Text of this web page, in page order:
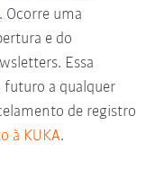
. Ocorre uma
e do
Essa
futuro a qualquer
de registro
à KUKA.